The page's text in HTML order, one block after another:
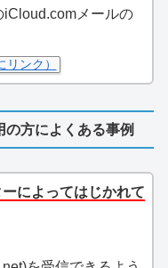
メールの
リンク）
方によくある事例
によってはじかれて